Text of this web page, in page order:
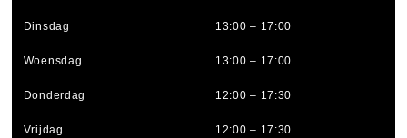
Dinsdag 13:00 – 17:00
Woensdag 13:00 – 17:00
Donderdag 12:00 – 17:30
Vrijdag 12:00 – 17:30